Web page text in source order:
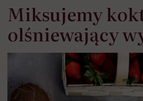
Miksujemy
olśniewający